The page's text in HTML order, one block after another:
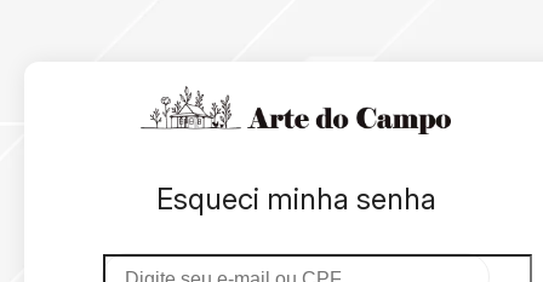
Esqueci minha senha